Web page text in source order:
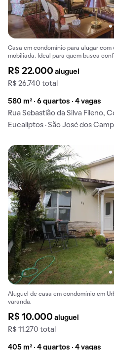
Casa em condomínio para alugar
mobiliada. Ideal para quem busca
R$ 22.000aluguel
R$ 26.740 total
580 m² · 6 quartos · 4 vagas
Rua Sebastião da Silva Fileno,
Eucaliptos · São José dos
Aluguel de casa em condomínio em
varanda.
R$ 10.000aluguel
R$ 11.270 total
405 m² · 4 quartos · 4 vagas